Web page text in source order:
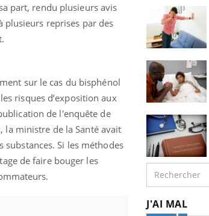
part, rendu plusieurs avis
plusieurs reprises par des
sur le cas du bisphénol
risques d’exposition aux
de l'enquête de
, la ministre de la Santé avait
Si les méthodes
de faire bouger les
J'AI MAL